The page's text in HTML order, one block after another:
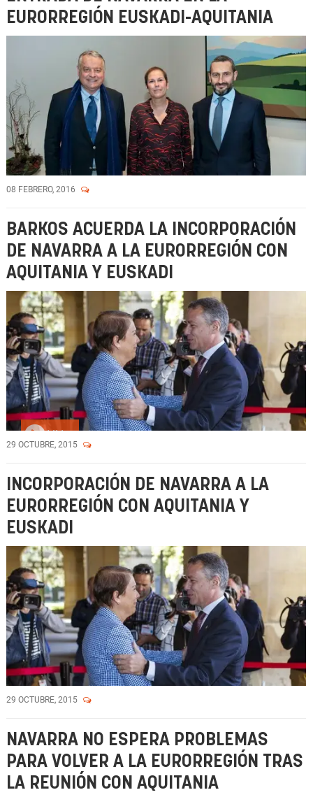
EURORREGIÓN EUSKADI-AQUITANIA
08 FEBRERO, 2016
BARKOS ACUERDA LA INCORPORACIÓN
DE NAVARRA A LA EURORREGIÓN CON
AQUITANIA Y EUSKADI
Vídeo
29 OCTUBRE, 2015
INCORPORACIÓN DE NAVARRA A LA
EURORREGIÓN CON AQUITANIA Y
EUSKADI
29 OCTUBRE, 2015
NAVARRA NO ESPERA PROBLEMAS
PARA VOLVER A LA EURORREGIÓN TRAS
LA REUNIÓN CON AQUITANIA